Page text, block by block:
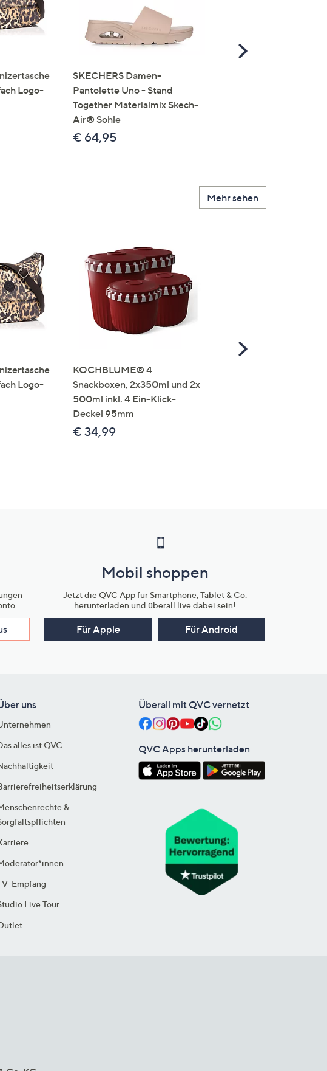
Logo-
SKECHERS Damen-
Pantolette Uno - Stand
Together Materialmix Skech-
Air® Sohle
€ 64,95
Scroll
Mehr sehen
Logo-
KOCHBLUME® 4
Snackboxen, 2x350ml und 2x
500ml inkl. 4 Ein-Klick-
Deckel 95mm
€ 34,99
Scroll
Mobil shoppen
Jetzt die QVC App für Smartphone, Tablet & Co.
herunterladen und überall live dabei sein!
Für Apple Für Android
uns
alles ist QVC
&
Empfang
Live Tour
Überall mit QVC vernetzt
QVC Apps herunterladen